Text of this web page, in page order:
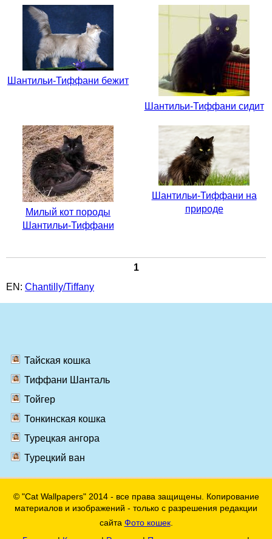
Шантильи-Тиффани бежит
Шантильи-Тиффани сидит
Милый кот породы
Шантильи-Тиффани
Шантильи-Тиффани на
природе
1
EN: Chantilly/Tiffany
Тайская кошка
Тиффани Шанталь
Тойгер
Тонкинская кошка
Турецкая ангора
Турецкий ван
© "Cat Wallpapers" 2014 - все права защищены. Копирование
материалов и изображений - только с разрешения редакции
сайта Фото кошек.